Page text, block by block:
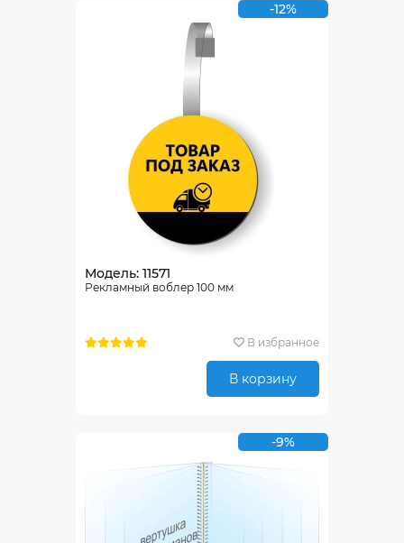
-12%
Модель: 11571
Рекламный воблер 100 мм
В избранное
В корзину
-9%